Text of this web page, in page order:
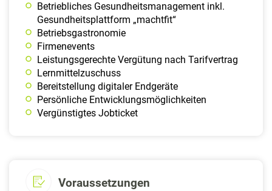
Betriebliches Gesundheitsmanagement inkl.
Gesundheitsplattform „machtfit“
Betriebsgastronomie
Firmenevents
Leistungsgerechte Vergütung nach Tarifvertrag
Lernmittelzuschuss
Bereitstellung digitaler Endgeräte
Persönliche Entwicklungsmöglichkeiten
Vergünstigtes Jobticket
Voraussetzungen